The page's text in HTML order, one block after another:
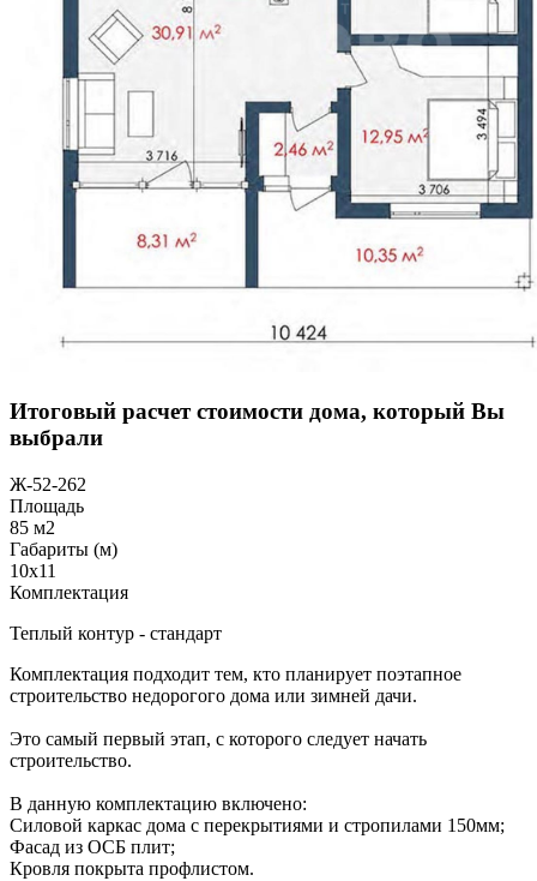
Итоговый расчет стоимости дома, который Вы
выбрали
Ж-52-262
Площадь
85 м2
Габариты (м)
10x11
Комплектация
Теплый контур - стандарт
Комплектация подходит тем, кто планирует поэтапное
строительство недорогого дома или зимней дачи.
Это самый первый этап, с которого следует начать
строительство.
В данную комплектацию включено:
Силовой каркас дома с перекрытиями и стропилами 150мм;
Фасад из ОСБ плит;
Кровля покрыта профлистом.